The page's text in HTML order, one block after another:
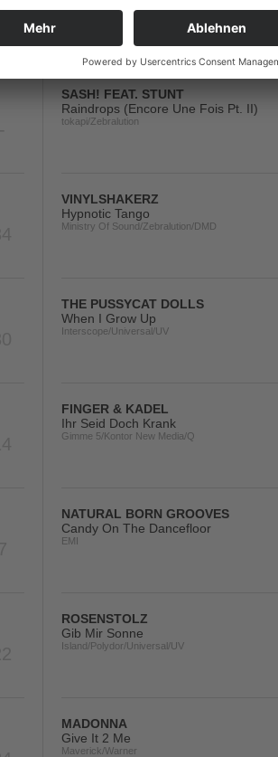
Scream & Shout/Kontor New Media/Q
SASH! FEAT. STUNT
Raindrops (Encore Une Fois Pt. II)
tokapi/Zebralution
VINYLSHAKERZ
Hypnotic Tango
Ministry Of Sound/Zebralution/DMD
THE PUSSYCAT DOLLS
When I Grow Up
Interscope/Universal/UV
FINGER & KADEL
Ihr Seid Doch Krank
Gimme 5/Kontor New Media/Q
NATURAL BORN GROOVES
Candy On The Dancefloor
EMI
ROSENSTOLZ
Gib Mir Sonne
Island/Polydor/Universal/UV
MADONNA
Give It 2 Me
Maverick/Warner